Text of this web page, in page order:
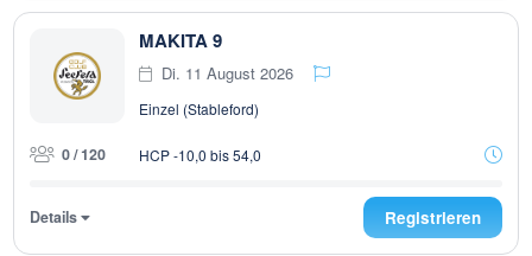
MAKITA 9
Di. 11 August 2026
Einzel (Stableford)
0 / 120 HCP -10,0 bis 54,0
Details Registrieren